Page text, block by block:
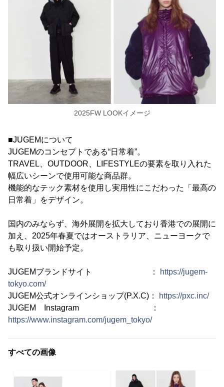
2025FW LOOKイメージ
■JUGEMについて
JUGEMのコンセプトである“日常着”。
TRAVEL、OUTDOOR、LIFESTYLEの要素を取り入れた
幅広いシーンで使用可能な商品群。
機能的なテック素材を使用し実用性にこだわった「最高の
日常着」をデザイン。
国内のみならず、海外展開を拡大しており香港での展開に
加え、2025年春夏ではオーストラリア、ニューヨークで
も取り扱い開始予定。
JUGEMブランドサイト ：
https://jugem-
tokyo.com/
JUGEM公式オンラインショップ(P.X.C)：
https://pxc.inc/
JUGEM Instagram ：
https://www.instagram.com/jugem_tokyo/
すべての画像